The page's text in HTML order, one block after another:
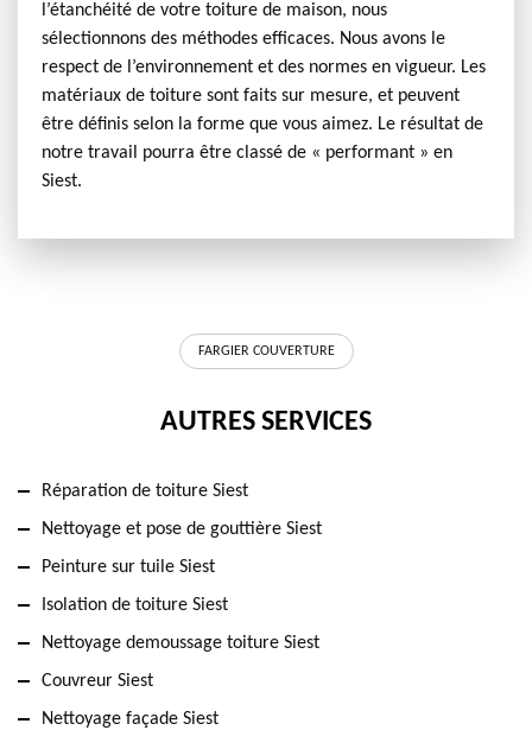
l’étanchéité de votre toiture de maison, nous
sélectionnons des méthodes efficaces. Nous avons le
respect de l’environnement et des normes en vigueur. Les
matériaux de toiture sont faits sur mesure, et peuvent
être définis selon la forme que vous aimez. Le résultat de
notre travail pourra être classé de « performant » en
Siest.
FARGIER COUVERTURE
AUTRES SERVICES
Réparation de toiture Siest
Nettoyage et pose de gouttière Siest
Peinture sur tuile Siest
Isolation de toiture Siest
Nettoyage demoussage toiture Siest
Couvreur Siest
Nettoyage façade Siest